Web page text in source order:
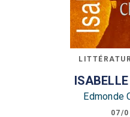
Edmonde
07/